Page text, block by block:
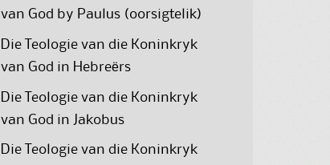
van God by Paulus (oorsigtelik)
Die Teologie van die Koninkryk
van God in Hebreërs
Die Teologie van die Koninkryk
van God in Jakobus
Die Teologie van die Koninkryk